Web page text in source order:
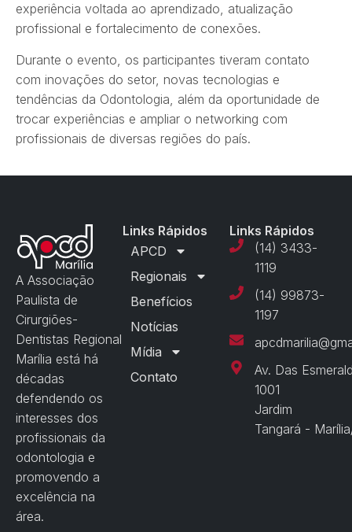
experiência voltada ao aprendizado, atualização
profissional e fortalecimento de conexões.
Durante o evento, os participantes tiveram contato
com inovações do setor, novas tecnologias e
tendências da Odontologia, além da oportunidade de
trocar experiências e ampliar o networking com
profissionais de diversas regiões do país.
A Associação
Paulista de
Cirurgiões-
Dentistas Regional
Marília está há
décadas
defendendo os
interesses dos
profissionais da
odontologia e
promovendo a
excelência na
área.
Links Rápidos
APCD
Regionais
Benefícios
Notícias
Mídia
Contato
Links Rápidos
(14) 3433-
1119
(14) 99873-
1197
Av. Das
1001
Jardim
Tangará -